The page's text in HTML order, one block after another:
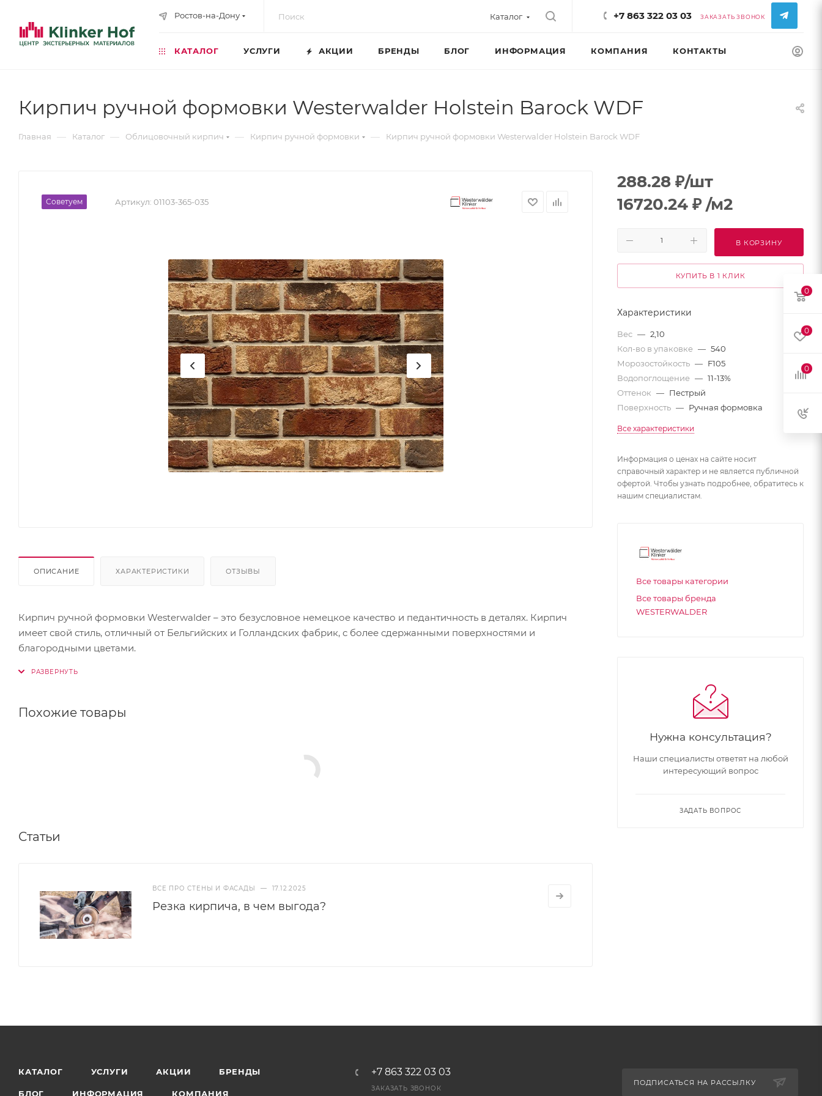
Ростов-на-Дону Каталог +7 863 322 03 03 ЗАКАЗАТЬ ЗВОНОК
КАТАЛОГ УСЛУГИ АКЦИИ БРЕНДЫ БЛОГ ИНФОРМАЦИЯ КОМПАНИЯ КОНТАКТЫ
Кирпич ручной формовки Westerwalder Holstein Barock WDF
Главная — Каталог — Облицовочный кирпич — Кирпич ручной формовки — Кирпич ручной формовки Westerwalder Holstein Barock WDF
Советуем Артикул: 01103-365-035
ОПИСАНИЕ ХАРАКТЕРИСТИКИ ОТЗЫВЫ
Кирпич ручной формовки Westerwalder – это безусловное немецкое качество и педантичность в деталях. Кирпич
имеет свой стиль, отличный от Бельгийских и Голландских фабрик, с более сдержанными поверхностями и
благородными цветами.
Похожие товары
Статьи
ВСЕ ПРО СТЕНЫ И ФАСАДЫ — 17.12.2025
Резка кирпича, в чем выгода?
288.28 ₽/шт
16720.24 ₽ /м2
В КОРЗИНУ
КУПИТЬ В 1 КЛИК
Характеристики
Вес — 2,10
Кол-во в упаковке — 540
Морозостойкость — F105
Водопоглощение — 11-13%
Оттенок — Пестрый
Поверхность — Ручная формовка
Все характеристики
Информация о ценах на сайте носит
справочный характер и не является публичной
офертой. Чтобы узнать подробнее, обратитесь к
нашим специалистам.
Все товары категории
Все товары бренда
WESTERWALDER
Нужна консультация?
Наши специалисты ответят на любой
интересующий вопрос
ЗАДАТЬ ВОПРОС
КАТАЛОГ УСЛУГИ АКЦИИ БРЕНДЫ
БЛОГ ИНФОРМАЦИЯ КОМПАНИЯ
+7 863 322 03 03
ЗАКАЗАТЬ ЗВОНОК
ПОДПИСАТЬСЯ НА РАССЫЛКУ
0
0
0